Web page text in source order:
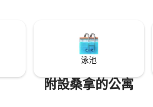
泳池
附設桑拿的公寓